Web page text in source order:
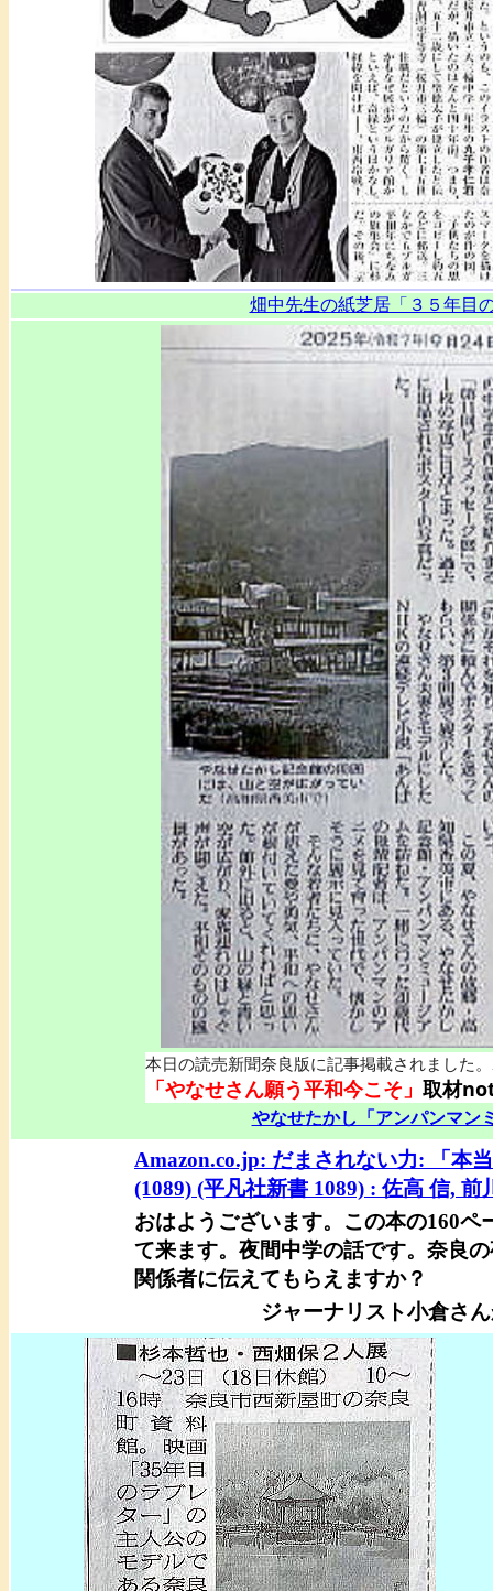
畑中先生の紙芝居「３５年目
本日の読売新聞奈良版に記事掲載されました
「やなせさん願う平和今こそ」 取材
やなせたかし「アンパンマン
Amazon.co.jp: だまされない力: 「本
(1089) (平凡社新書 1089) : 佐高 信, 前
おはようございます。この本の160
て来ます。夜間中学の話です。奈良
関係者に伝えてもらえますか？
ジャーナリスト小倉さ